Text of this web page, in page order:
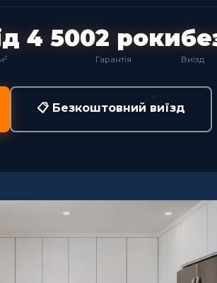
4 5002 роки
Гарантія Виїзд
📋 Безкоштовний виїзд